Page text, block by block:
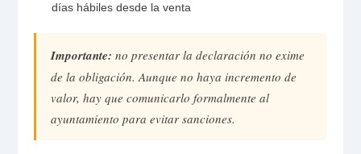
días hábiles desde la venta
Importante: no presentar la declaración no exime
de la obligación. Aunque no haya incremento de
valor, hay que comunicarlo formalmente al
ayuntamiento para evitar sanciones.